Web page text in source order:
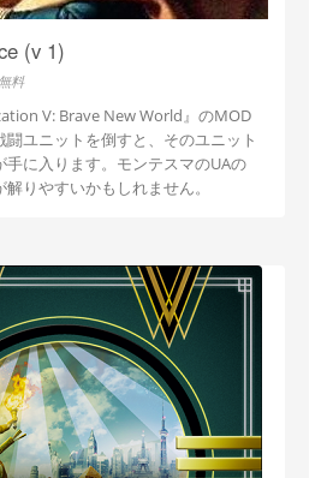
(v 1)
無料
V: Brave New World』のMOD
闘ユニットを倒すと、そのユニット
手に入ります。モンテスマのUAの
りやすいかもしれません。